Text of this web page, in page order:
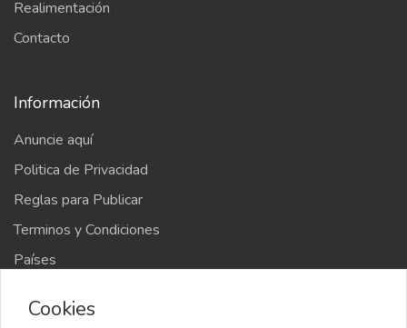
Realimentación
Contacto
Información
Anuncie aquí
Politica de Privacidad
Reglas para Publicar
Terminos y Condiciones
Países
Cookies